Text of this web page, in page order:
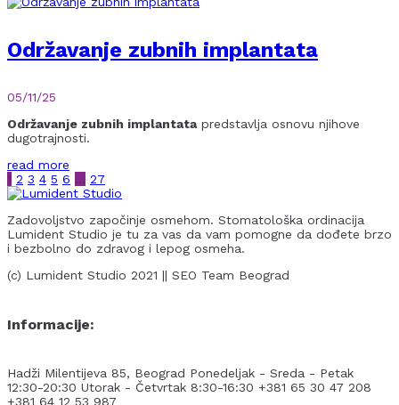
Održavanje zubnih implantata
05/11/25
Održavanje zubnih implantatapredstavlja osnovu njihove
dugotrajnosti.
read more
1 2 3 4 5 6 … 27
Zadovoljstvo započinje osmehom. Stomatološka ordinacija
Lumident Studio je tu za vas da vam pomogne da dođete brzo
i bezbolno do zdravog i lepog osmeha.
(c) Lumident Studio 2021 || SEO Team Beograd
Informacije:
Hadži Milentijeva 85, Beograd Ponedeljak - Sreda - Petak
12:30-20:30 Utorak - Četvrtak 8:30-16:30 +381 65 30 47 208
+381 64 12 53 987